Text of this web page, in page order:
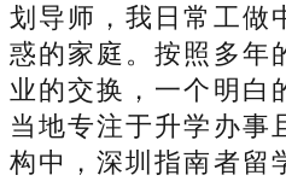
划导师，我日常工做
惑的家庭。按照多年
业的交换，一个明白
当地专注于升学办事
构中，深圳指南者留